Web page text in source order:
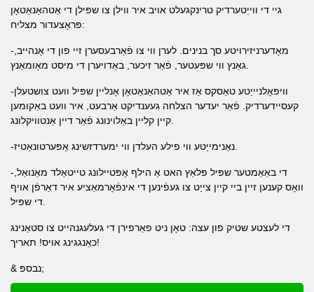
גיי די ווייַטערדיק טרינקגעלט אויב איר ווילן צו שפּילן די אַטהאַנאַטאָן
פּראָצעדור מצליח:
-מאָדערניזירויטע סך בנינים. לערן ווי צו פֿאַרבעסערן זיי פון די אָנהייב,
-וויפּאָלניייַטע טאַסקס אַז איר אַטהאַנאַטאָן אָנליין שפּיל וועט צושטעלן
קעסיידערדיק. פֿאַר יעדער הצלחה געענדיקט אַרבעט, איר וועט באַקומען
-די באַאַמטער שפּיל פּלאַץ האט אַ הילף אָפּטיילונג טייטאַלד מאַנואַל,
וואָס קענען זיין ביי קיין צייַט צו געפֿינען די אינפֿאָרמאַציע איר דאַרפֿן אויף
די לעצטע שטיק פון עצה: טאָן ניט פאַרפירן די געלעגנהייט צו סטאַנינג
כאַנגגינג אויס! תאריך!
& נבספּ;